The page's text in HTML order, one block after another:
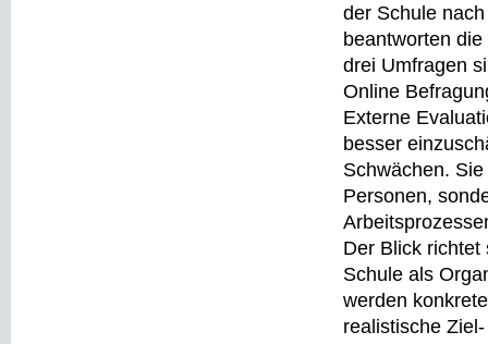
der Schule
beantworten
drei Umfragen
Online
Externe
besser
Schwächen.
Personen,
Der Blick richtet
Schule als
werden
realistische